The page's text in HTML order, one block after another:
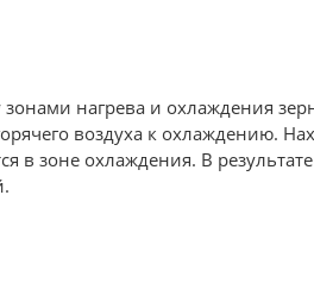
нагрева и охлаждения
воздуха к охлаждению.
в зоне охлаждения. В